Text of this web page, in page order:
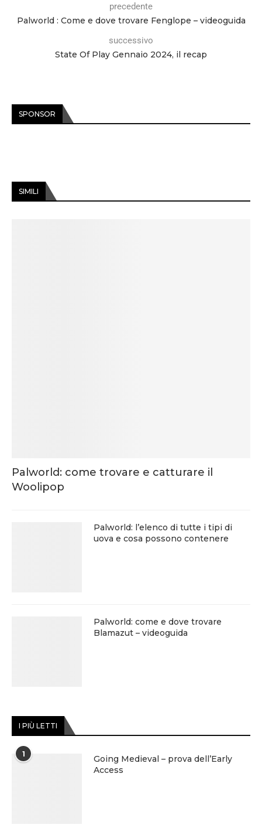
precedente
Palworld : Come e dove trovare Fenglope – videoguida
successivo
State Of Play Gennaio 2024, il recap
SPONSOR
SIMILI
Palworld: come trovare e catturare il
Woolipop
Palworld: l’elenco di tutte i tipi di
uova e cosa possono contenere
Palworld: come e dove trovare
Blamazut – videoguida
I PIÙ LETTI
1
Going Medieval – prova dell’Early
Access